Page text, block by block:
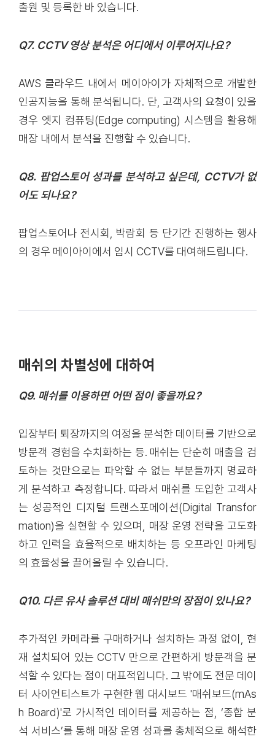
출원 및 등록한 바 있습니다.
Q7. CCTV 영상 분석은 어디에서 이루어지나요?
AWS 클라우드 내에서 메이아이가 자체적으로 개발한
인공지능을 통해 분석됩니다. 단, 고객사의 요청이 있을
경우 엣지 컴퓨팅(Edge computing) 시스템을 활용해
매장 내에서 분석을 진행할 수 있습니다.
Q8. 팝업스토어 성과를 분석하고 싶은데, CCTV가 없
어도 되나요?
팝업스토어나 전시회, 박람회 등 단기간 진행하는 행사
의 경우 메이아이에서 임시 CCTV를 대여해드립니다.
매쉬의 차별성에 대하여
Q9. 매쉬를 이용하면 어떤 점이 좋을까요?
입장부터 퇴장까지의 여정을 분석한 데이터를 기반으로
방문객 경험을 수치화하는 등. 매쉬는 단순히 매출을 검
토하는 것만으로는 파악할 수 없는 부분들까지 명료하
게 분석하고 측정합니다. 따라서 매쉬를 도입한 고객사
는 성공적인 디지털 트랜스포메이션(Digital Transfor
mation)을 실현할 수 있으며, 매장 운영 전략을 고도화
하고 인력을 효율적으로 배치하는 등 오프라인 마케팅
의 효율성을 끌어올릴 수 있습니다.
Q10. 다른 유사 솔루션 대비 매쉬만의 장점이 있나요?
추가적인 카메라를 구매하거나 설치하는 과정 없이, 현
재 설치되어 있는 CCTV 만으로 간편하게 방문객을 분
석할 수 있다는 점이 대표적입니다. 그 밖에도 전문 데이
터 사이언티스트가 구현한 웹 대시보드 '매쉬보드(mAs
h Board)'로 가시적인 데이터를 제공하는 점, ‘종합 분
석 서비스’를 통해 매장 운영 성과를 총체적으로 해석한